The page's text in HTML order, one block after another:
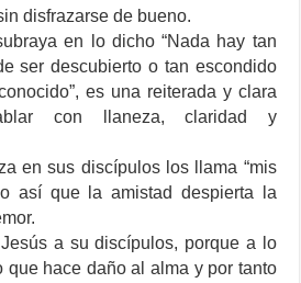
disfrazarse de bueno.
en lo dicho “Nada hay tan
ser descubierto o tan escondido
es una reiterada y clara
con llaneza, claridad y
en sus discípulos los llama “mis
así que la amistad despierta la
Jesús a su discípulos, porque a lo
que hace daño al alma y por tanto